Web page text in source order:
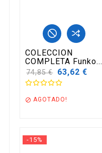
COLECCION
COMPLETA Funko...
Precio
base
74,85 € 63,62 €
 AGOTADO!
-15%